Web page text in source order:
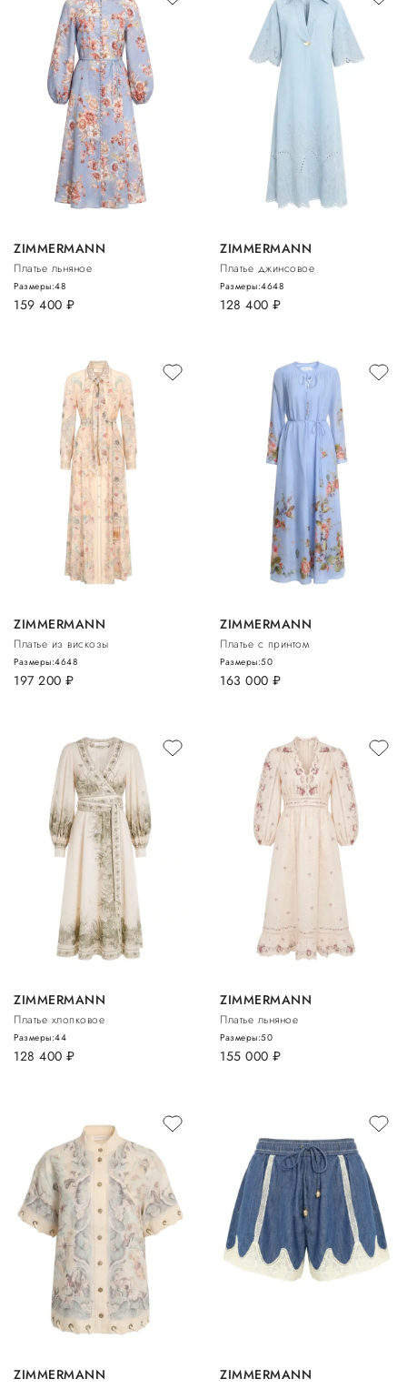
ZIMMERMANN
Платье льняное
159 400 руб.
Размеры:48
ZIMMERMANN
Платье джинсовое
128 400 руб.
Размеры:4648
ZIMMERMANN
Платье из вискозы
197 200 руб.
Размеры:4648
ZIMMERMANN
Платье с принтом
163 000 руб.
Размеры:50
ZIMMERMANN
Платье хлопковое
128 400 руб.
Размеры:44
ZIMMERMANN
Платье льняное
155 000 руб.
Размеры:50
ZIMMERMANN ZIMMERMANN